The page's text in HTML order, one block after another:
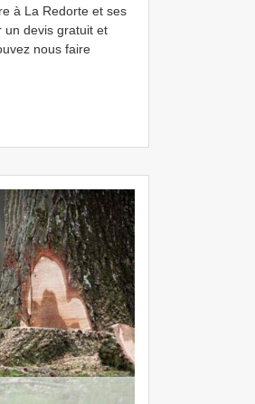
à La Redorte et ses
un devis gratuit et
nous faire